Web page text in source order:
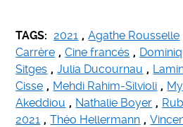
TAGS: 2021 , Agathe Rousselle
Carrère , Cine francés ,
Sitges , Julia Ducournau ,
Cisse , Mehdi Rahim-Silvioli ,
Akeddiou , Nathalie Boyer ,
2021 , Théo Hellermann ,